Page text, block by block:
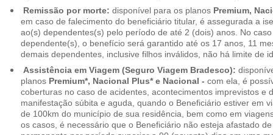
Remissão por morte: disponível para os planos Premium,
em caso de falecimento do beneficiário titular, é assegurada a
ao(s) dependentes(s) pelo período de até 2 (dois) anos. No
dependente(s), o benefício será garantido até os 17 anos, 11
demais dependentes, inclusive filhos inválidos, não há limite de
Assistência em Viagem (Seguro Viagem Bradesco):
planos Premium*, Nacional Plus* e Nacional - com ela, é
coberturas no caso de acidentes, acontecimentos imprevistos e
manifestação súbita e aguda, quando o Beneficiário estiver em
de 100km do município de sua residência, bem como em
os casos, é necessário que o Beneficiário não esteja afastado